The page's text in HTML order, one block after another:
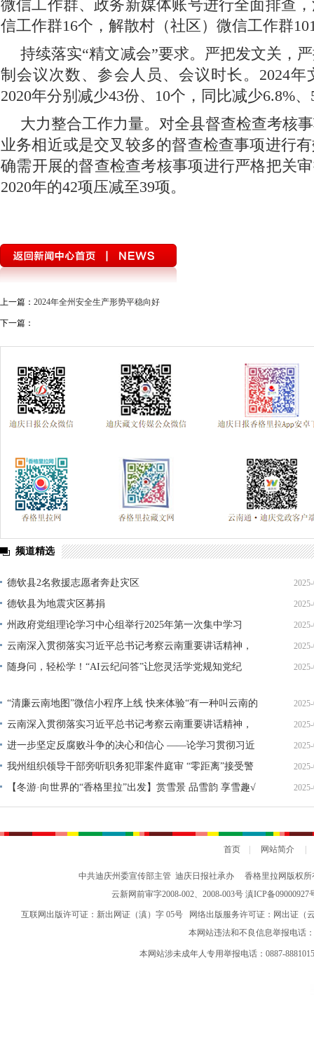
微信工作群、政务新媒体账号进行全面排查
信工作群16个，解散村（社区）微信工作群
持续落实“精文减会”要求。严把发文关，
制会议次数、参会人员、会议时长。2024
2020年分别减少43份、10个，同比减少6.8%、
大力整合工作力量。对全县督查检查考核
业务相近或是交叉较多的督查检查事项进行
确需开展的督查检查考核事项进行严格把关
2020年的42项压减至39项。
上一篇： 2024年全州安全生产形势平稳向好
下一篇：
频道精选
德钦县2名救援志愿者奔赴灾区
德钦县为地震灾区募捐
州政府党组理论学习中心组举行2025年第一次集中学习
云南深入贯彻落实习近平总书记考察云南重要讲话精神，
加快推动经济转型升级——向新提质激活发展新动能
随身问，轻松学！“AI云纪问答”让您灵活学党规知党纪
“清廉云南地图”微信小程序上线 快来体验“有一种叫云南的
清风之旅”
云南深入贯彻落实习近平总书记考察云南重要讲话精神，
努力推进面向南亚东南亚辐射中心建设——奏响开放合作
新乐章
进一步坚定反腐败斗争的决心和信心 ——论学习贯彻习近
平总书记二十届中央纪委四次全会重要讲话精神
我州组织领导干部旁听职务犯罪案件庭审 “零距离”接受警
示教育
【冬游·向世界的“香格里拉”出发】赏雪景 品雪韵 享雪趣√